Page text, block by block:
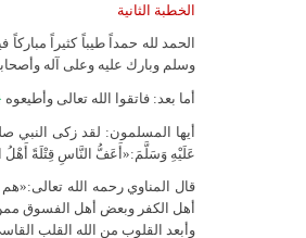
الخطبة الثانية
الحمد لله حمداً طيباً كثيراً
وسلم وبارك عليه وعلى آله
أما بعد: فاتقوا الله تعالى وأطيعوه
أيها المسلمون: لقد زكى النبي
عَلَيْهِ وَسَلَّمَ:«أَعَفُّ النَّاسِ قِتْلَةً أَهْلُ
قال المناوي رحمه الله تعالى:«هم
أهل الكفر وبعض أهل الفسوق ممن
وأبعد القلوب من الله القلب